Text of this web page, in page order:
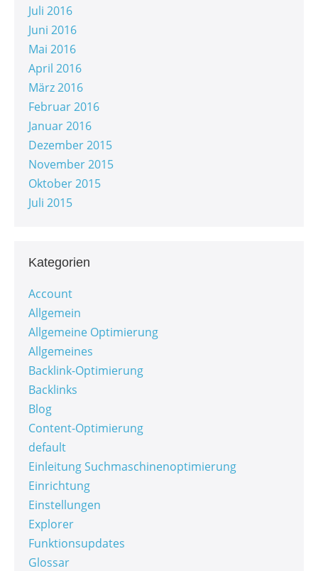
Juli 2016
Juni 2016
Mai 2016
April 2016
März 2016
Februar 2016
Januar 2016
Dezember 2015
November 2015
Oktober 2015
Juli 2015
Kategorien
Account
Allgemein
Allgemeine Optimierung
Allgemeines
Backlink-Optimierung
Backlinks
Blog
Content-Optimierung
default
Einleitung Suchmaschinenoptimierung
Einrichtung
Einstellungen
Explorer
Funktionsupdates
Glossar